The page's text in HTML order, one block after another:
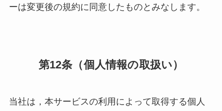
ーは変更後の規約に同意したものとみなします。
第12条（個人情報の取扱い）
当社は，本サービスの利用によって取得する個人